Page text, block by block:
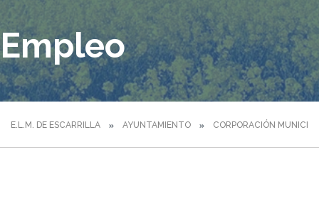
Empleo
E.L.M. DE ESCARRILLA AYUNTAMIENTO CORPORACIÓN